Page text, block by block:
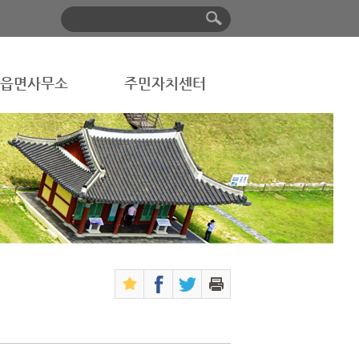
읍면사무소 주민자치센터